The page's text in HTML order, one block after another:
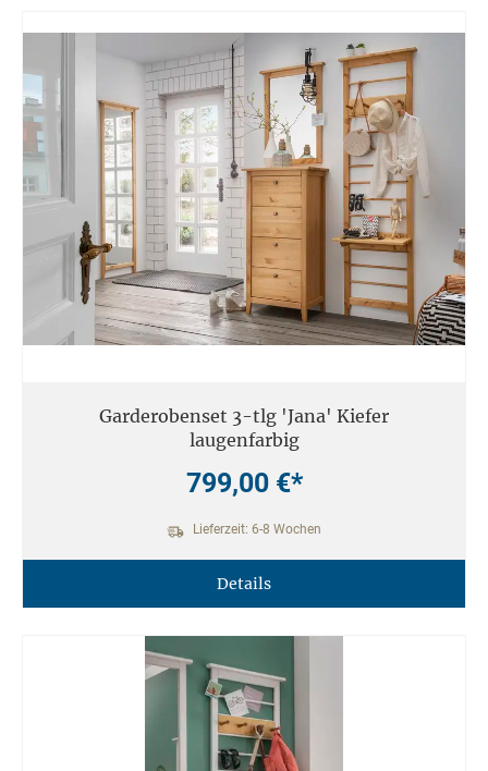
Garderobenset 3-tlg 'Jana' Kiefer
laugenfarbig
799,00 €*
Lieferzeit: 6-8 Wochen
Details